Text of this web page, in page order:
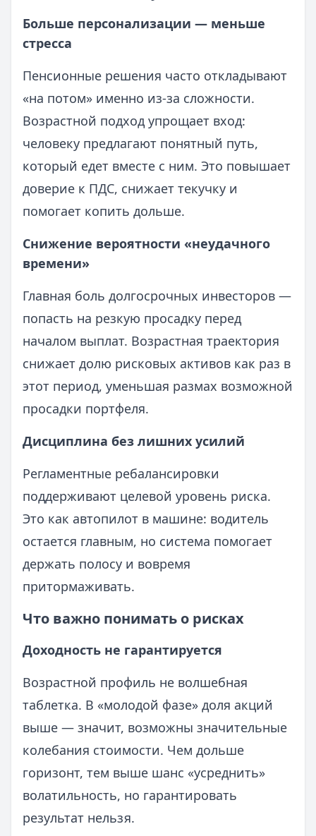
Больше персонализации — меньше
стресса
Пенсионные решения часто откладывают
«на потом» именно из‑за сложности.
Возрастной подход упрощает вход:
человеку предлагают понятный путь,
который едет вместе с ним. Это повышает
доверие к ПДС, снижает текучку и
помогает копить дольше.
Снижение вероятности «неудачного
времени»
Главная боль долгосрочных инвесторов —
попасть на резкую просадку перед
началом выплат. Возрастная траектория
снижает долю рисковых активов как раз в
этот период, уменьшая размах возможной
просадки портфеля.
Дисциплина без лишних усилий
Регламентные ребалансировки
поддерживают целевой уровень риска.
Это как автопилот в машине: водитель
остается главным, но система помогает
держать полосу и вовремя
притормаживать.
Что важно понимать о рисках
Доходность не гарантируется
Возрастной профиль не волшебная
таблетка. В «молодой фазе» доля акций
выше — значит, возможны значительные
колебания стоимости. Чем дольше
горизонт, тем выше шанс «усреднить»
волатильность, но гарантировать
результат нельзя.